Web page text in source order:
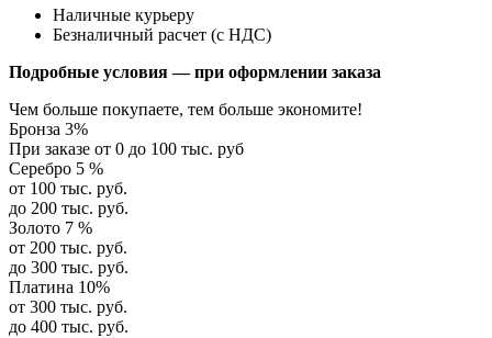
Наличные курьеру
Безналичный расчет (с НДС)
Подробные условия — при оформлении заказа
Чем больше покупаете, тем больше экономите!
Бронза 3%
При заказе от 0 до 100 тыс. руб
Серебро 5 %
от 100 тыс. руб.
до 200 тыс. руб.
Золото 7 %
от 200 тыс. руб.
до 300 тыс. руб.
Платина 10%
от 300 тыс. руб.
до 400 тыс. руб.